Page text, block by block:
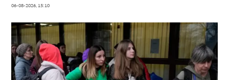
06-08-2026, 15:10